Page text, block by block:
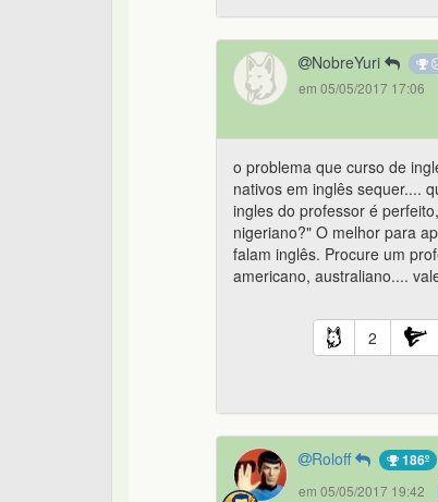
NobreYuri
em 05/05/2017 17:06
o problema que curso de
nativos em inglês sequer....
ingles do professor é
nigeriano?" O melhor para
falam inglês. Procure um
americano, australiano....
2
Roloff 186º
em 05/05/2017 19:42